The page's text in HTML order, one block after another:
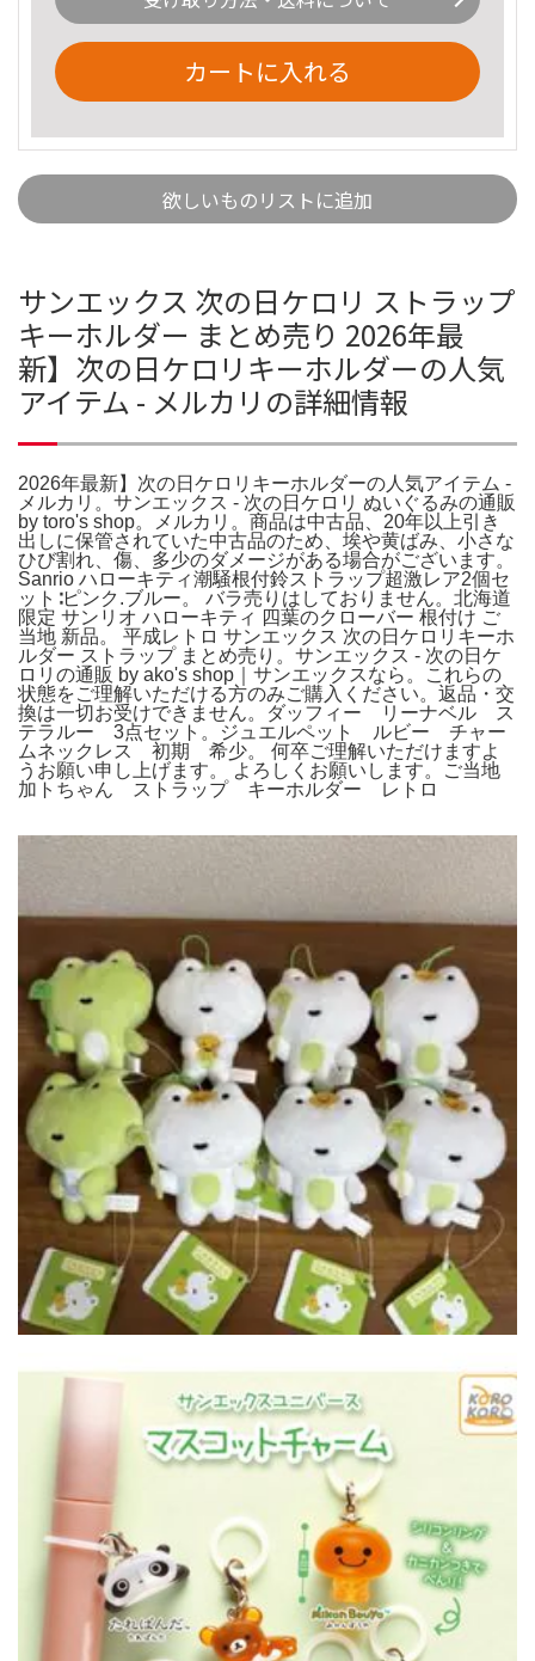
カートに入れる
欲しいものリストに追加
サンエックス 次の日ケロリ ストラップ
キーホルダー まとめ売り 2026年最
新】次の日ケロリキーホルダーの人気
アイテム - メルカリの詳細情報
2026年最新】次の日ケロリキーホルダーの人気アイテム -
メルカリ。サンエックス - 次の日ケロリ ぬいぐるみの通販
by toro's shop。メルカリ。商品は中古品、20年以上引き
出しに保管されていた中古品のため、埃や黄ばみ、小さな
ひび割れ、傷、多少のダメージがある場合がございます。
Sanrio ハローキティ潮騒根付鈴ストラップ超激レア2個セ
ット∶ピンク.ブルー。 バラ売りはしておりません。北海道
限定 サンリオ ハローキティ 四葉のクローバー 根付け ご
当地 新品。 平成レトロ サンエックス 次の日ケロリキーホ
ルダー ストラップ まとめ売り。サンエックス - 次の日ケ
ロリの通販 by ako's shop｜サンエックスなら。これらの
状態をご理解いただける方のみご購入ください。返品・交
換は一切お受けできません。ダッフィー リーナベル ス
テラルー 3点セット。ジュエルペット ルビー チャー
ムネックレス 初期 希少。 何卒ご理解いただけますよ
うお願い申し上げます。 よろしくお願いします。ご当地
加トちゃん ストラップ キーホルダー レトロ